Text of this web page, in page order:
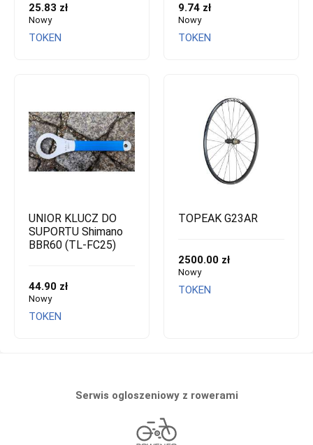
25.83 zł
Nowy
TOKEN
9.74 zł
Nowy
TOKEN
UNIOR KLUCZ DO
SUPORTU Shimano
BBR60 (TL-FC25)
44.90 zł
Nowy
TOKEN
TOPEAK G23AR
2500.00 zł
Nowy
TOKEN
Serwis ogloszeniowy z rowerami